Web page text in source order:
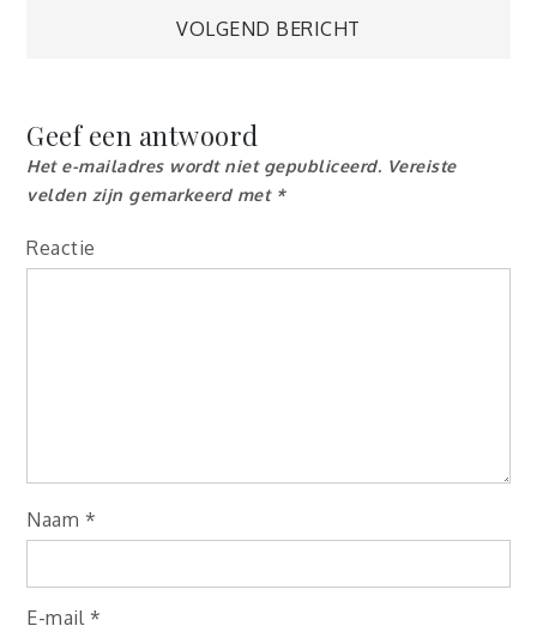
VOLGEND BERICHT
Geef een antwoord
Het e-mailadres wordt niet gepubliceerd. Vereiste
velden zijn gemarkeerd met *
Reactie
Naam *
E-mail *